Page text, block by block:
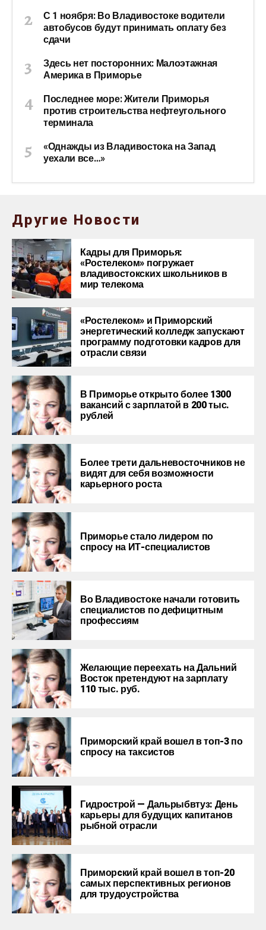
С 1 ноября: Во Владивостоке водители
автобусов будут принимать оплату без
сдачи
Здесь нет посторонних: Малоэтажная
Америка в Приморье
Последнее море: Жители Приморья
против строительства нефтеугольного
терминала
«Однажды из Владивостока на Запад
уехали все…»
Другие Новости
Кадры для Приморья:
«Ростелеком» погружает
владивостокских школьников в
мир телекома
«Ростелеком» и Приморский
энергетический колледж запускают
программу подготовки кадров для
отрасли связи
В Приморье открыто более 1300
вакансий с зарплатой в 200 тыс.
рублей
Более трети дальневосточников не
видят для себя возможности
карьерного роста
Приморье стало лидером по
спросу на ИТ-специалистов
Во Владивостоке начали готовить
специалистов по дефицитным
профессиям
Желающие переехать на Дальний
Восток претендуют на зарплату
110 тыс. руб.
Приморский край вошел в топ-3 по
спросу на таксистов
Гидрострой — Дальрыбвтуз: День
карьеры для будущих капитанов
рыбной отрасли
Приморcкий край вошел в топ-20
самых перспективных регионов
для трудоустройства